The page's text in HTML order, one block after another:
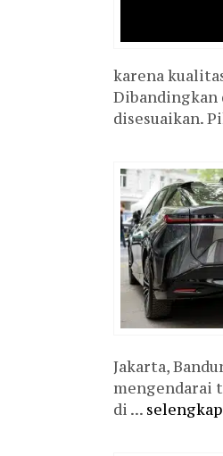
karena
Dibandingkan
disesuaikan.
Jakarta,
mengendarai
di ...